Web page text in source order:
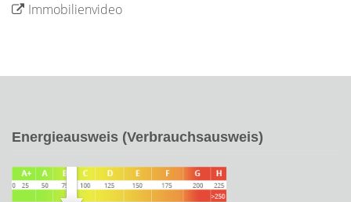
Immobilienvideo
Energieausweis (Verbrauchsausweis)